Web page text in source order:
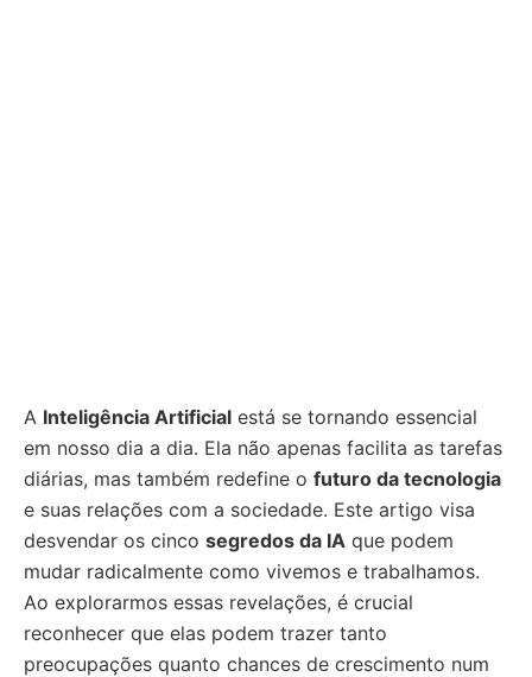
A Inteligência Artificial está se tornando essencial
em nosso dia a dia. Ela não apenas facilita as tarefas
diárias, mas também redefine o futuro da tecnologia
e suas relações com a sociedade. Este artigo visa
desvendar os cinco segredos da IA que podem
mudar radicalmente como vivemos e trabalhamos.
Ao explorarmos essas revelações, é crucial
reconhecer que elas podem trazer tanto
preocupações quanto chances de crescimento num